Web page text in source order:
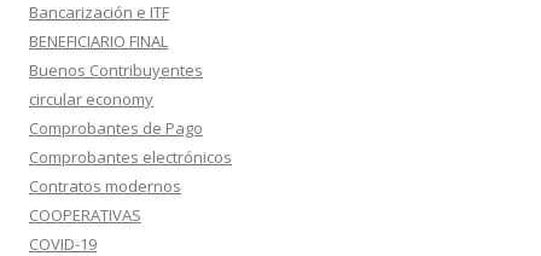
Bancarización e ITF
BENEFICIARIO FINAL
Buenos Contribuyentes
circular economy
Comprobantes de Pago
Comprobantes electrónicos
Contratos modernos
COOPERATIVAS
COVID-19